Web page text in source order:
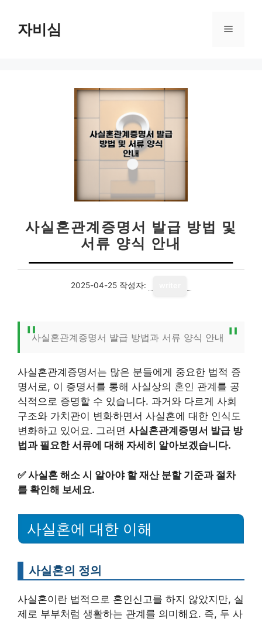
자비심 메
사실혼관계증명서 발급 방법 및
서류 양식 안내
2025-04-25 작성자:
사실혼관계증명서 발급 방법과 서류 양식 안내
사실혼관계증명서는 많은 분들에게 중요한 법적 증
명서로, 이 증명서를 통해 사실상의 혼인 관계를 공
식적으로 증명할 수 있습니다. 과거와 다르게 사회
구조와 가치관이 변화하면서 사실혼에 대한 인식도
변화하고 있어요. 그러면 사실혼관계증명서 발급 방
법과 필요한 서류에 대해 자세히 알아보겠습니다.
✅사실혼 해소 시 알아야 할 재산 분할 기준과 절차
를 확인해 보세요.
사실혼에 대한 이해
사실혼의 정의
사실혼이란 법적으로 혼인신고를 하지 않았지만, 실
제로 부부처럼 생활하는 관계를 의미해요. 즉, 두 사